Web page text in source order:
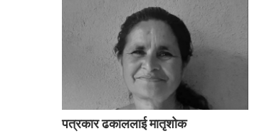
पत्रकार ढकाललाई मातृशोक